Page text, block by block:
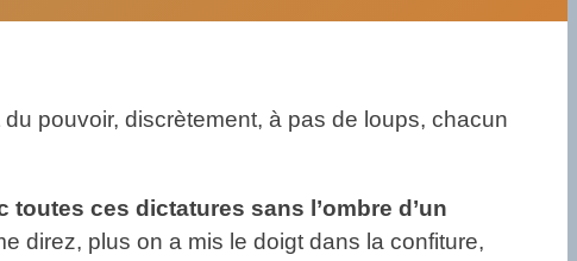
pouvoir, discrètement, à pas de loups, chacun
toutes ces dictatures sans l’ombre d’un
direz, plus on a mis le doigt dans la confiture,